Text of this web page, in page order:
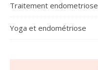
Traitement endometriose
Yoga et endométriose